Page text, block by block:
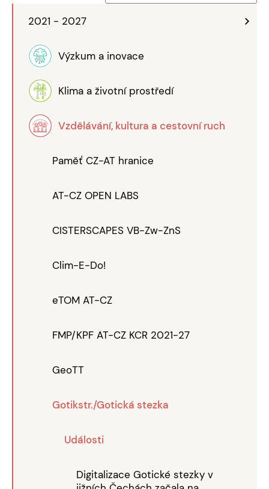
2021 - 2027
Výzkum a inovace
Klima a životní prostředí
Vzdělávání, kultura a cestovní ruch
Paměť CZ-AT hranice
AT-CZ OPEN LABS
CISTERSCAPES VB-Zw-ZnS
Clim-E-Do!
eTOM AT-CZ
FMP/KPF AT-CZ KCR 2021-27
GeoTT
Gotikstr./Gotická stezka
Události
Digitalizace Gotické stezky v